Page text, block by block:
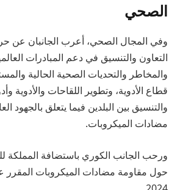
الصحي
وفي المجال الصحي، أعرب الجانبان عن
التعاون والتنسيق في دعم المبادرات
والمخاطر والتحديات الصحية الحالية
قطاع الأدوية، وتطوير اللقاحات والأدوية
والتنسيق بين البلدين فيما يتعلق بالجهود
مضادات الميكروبات.
ورحب الجانب الكوري باستضافة المملكة
حول مقاومة مضادات الميكروبات المقرر